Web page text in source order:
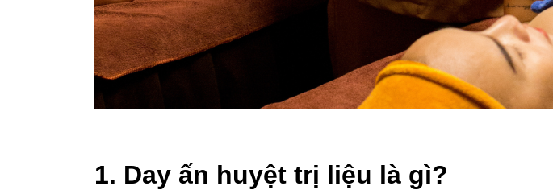
1. Day ấn huyệt trị liệu là gì?